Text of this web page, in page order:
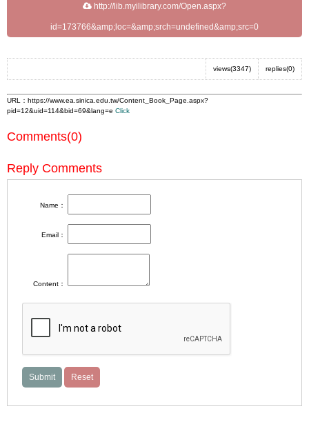
http://lib.myilibrary.com/Open.aspx?
id=173766&amp;loc=&amp;srch=undefined&amp;src=0
replies(0)
views(3347)
URL：https://www.ea.sinica.edu.tw/Content_Book_Page.aspx?
pid=12&uid=114&bid=69&lang=e Click
Comments(0)
Reply Comments
Name：
Email：
Content：